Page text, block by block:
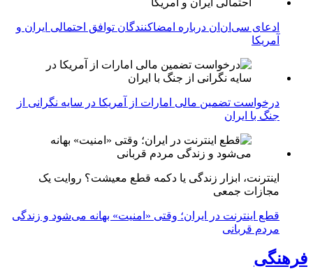
ادعای سی‌ان‌ان درباره امضاکنندگان توافق احتمالی ایران و
آمریکا
درخواست تضمین مالی امارات از آمریکا در سایه نگرانی از
جنگ با ایران
اینترنت، ابزار زندگی یا دکمه قطع معیشت؟ روایت یک
مجازات جمعی
قطع اینترنت در ایران؛ وقتی «امنیت» بهانه می‌شود و زندگی
مردم قربانی
فرهنگی